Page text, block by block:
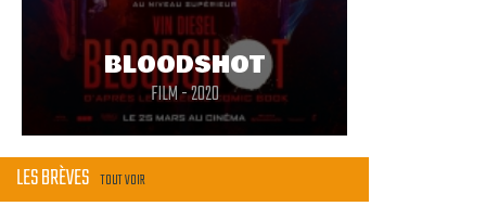
BLOODSHOT
FILM - 2020
LES BRÈVES TOUT VOIR